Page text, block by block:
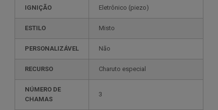
IGNIÇÃO eletrônico (piezo)
ESTILO misto
PERSONALIZÁVEL não
RECURSO charuto especial
NÚMERO DE
CHAMAS
3